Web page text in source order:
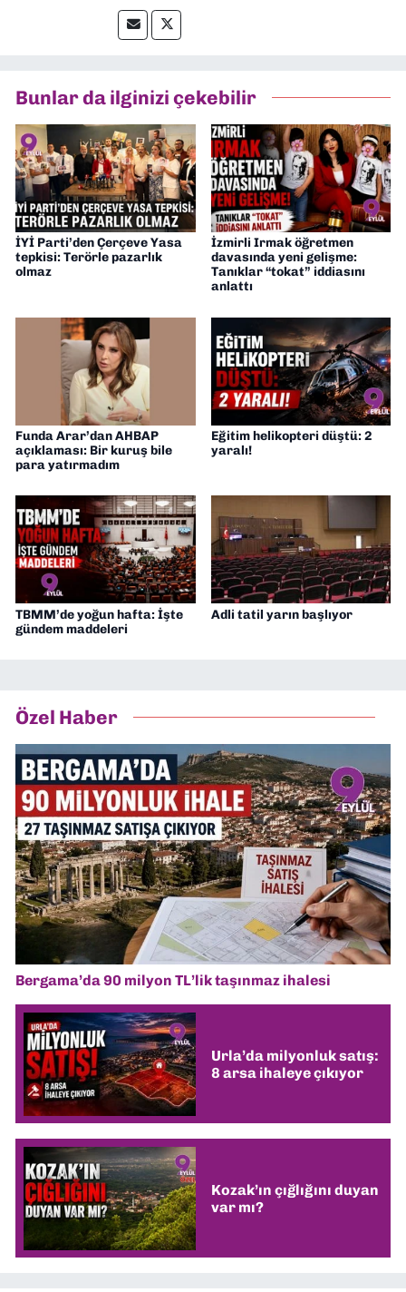
hakları alanlarında haberler üretmeye
odaklanıyorum.
Bunlar da ilginizi çekebilir
İYİ Parti’den Çerçeve Yasa
tepkisi: Terörle pazarlık
olmaz
İzmirli Irmak öğretmen
davasında yeni gelişme:
Tanıklar “tokat” iddiasını
anlattı
Funda Arar’dan AHBAP
açıklaması: Bir kuruş bile
para yatırmadım
Eğitim helikopteri düştü: 2
yaralı!
TBMM’de yoğun hafta: İşte
gündem maddeleri
Adli tatil yarın başlıyor
Özel Haber
Bergama’da 90 milyon TL’lik taşınmaz ihalesi
Urla’da milyonluk satış:
8 arsa ihaleye çıkıyor
Kozak’ın çığlığını duyan
var mı?